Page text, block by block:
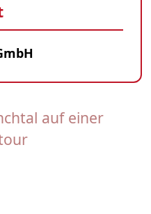
auf einer